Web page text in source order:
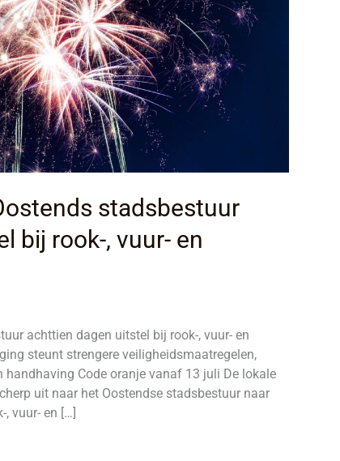
stadsbestuur
bij rook-, vuur- en
achttien dagen uitstel bij rook-, vuur- en
steunt strengere veiligheidsmaatregelen,
Code oranje vanaf 13 juli De lokale
uit naar het Oostendse stadsbestuur naar
vuur- en […]